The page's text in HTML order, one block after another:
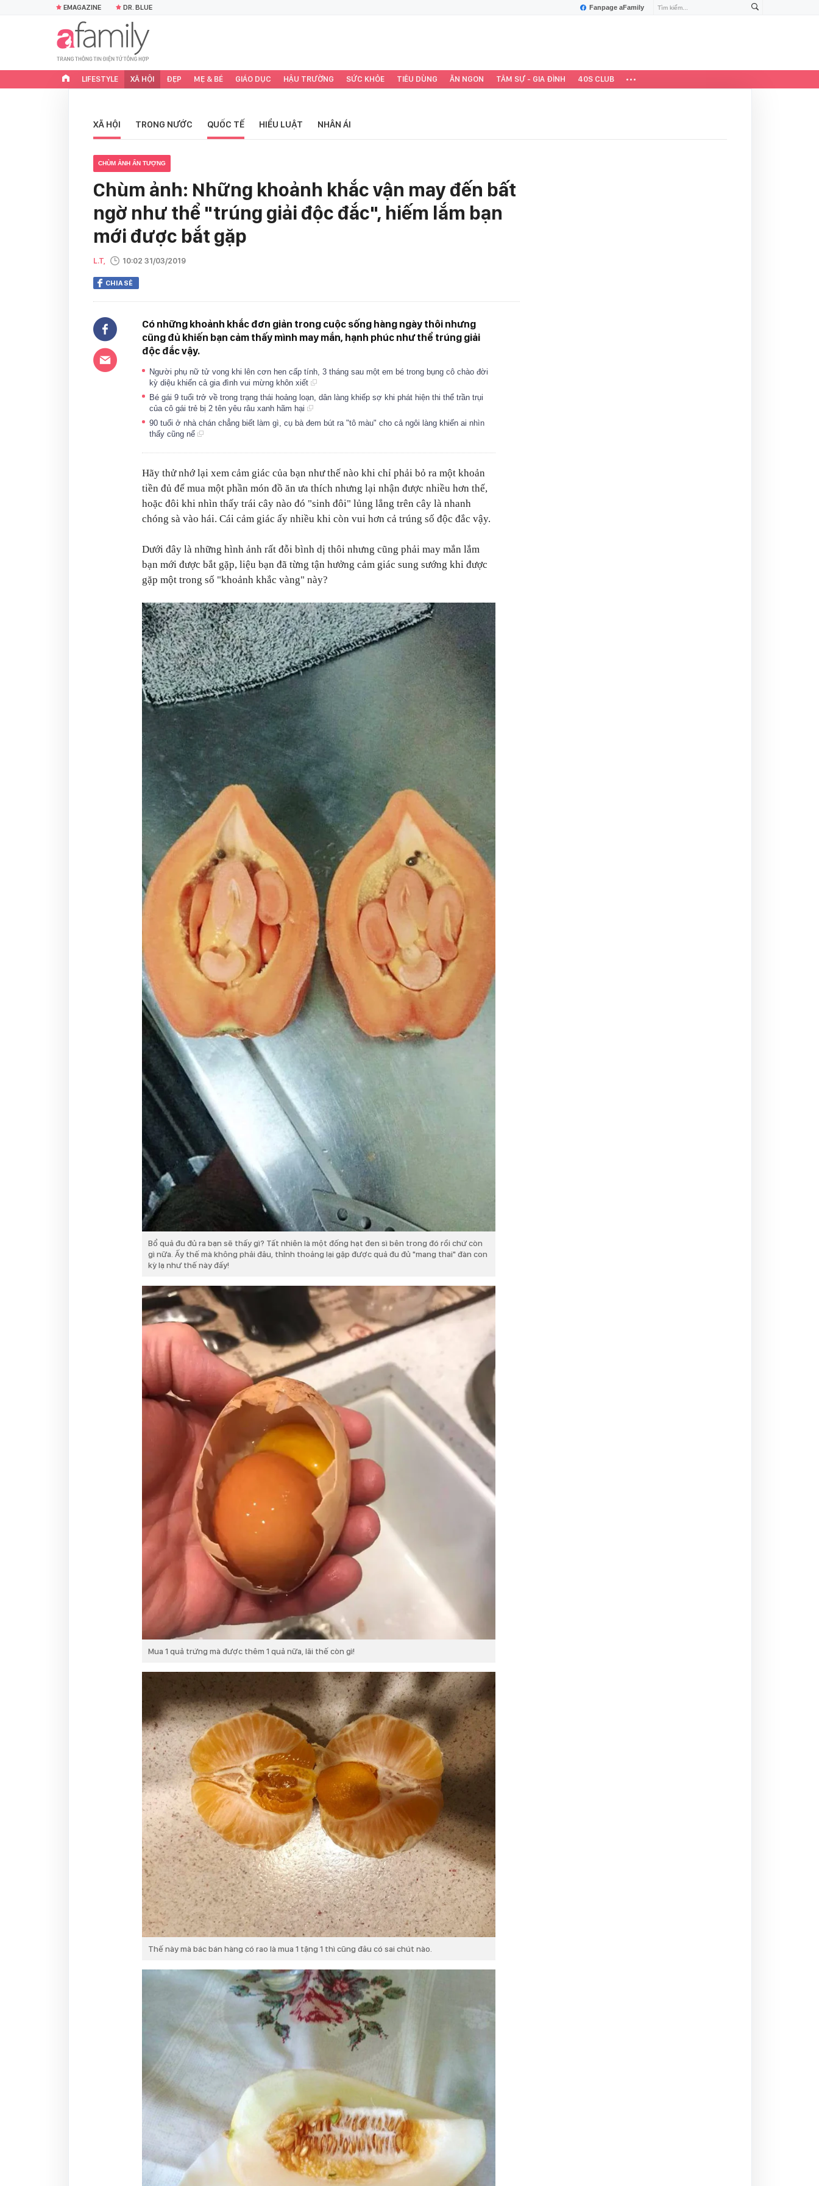
Fanpage aFamily
EMAGAZINE DR. BLUE
LIFESTYLE XÃ HỘI ĐẸP MẸ & BÉ GIÁO DỤC HẬU TRƯỜNG SỨC KHỎE TIÊU DÙNG ĂN NGON TÂM SỰ - GIA ĐÌNH 40S CLUB
XÃ HỘI TRONG NƯỚC QUỐC TẾ HIỂU LUẬT NHÂN ÁI
CHÙM ẢNH ẤN TƯỢNG
Chùm ảnh: Những khoảnh khắc vận may đến bất
ngờ như thể "trúng giải độc đắc", hiếm lắm bạn
mới được bắt gặp
L.T, 10:02 31/03/2019
CHIA SẺ
Có những khoảnh khắc đơn giản trong cuộc sống hàng ngày thôi nhưng
cũng đủ khiến bạn cảm thấy mình may mắn, hạnh phúc như thể trúng giải
độc đắc vậy.
Người phụ nữ tử vong khi lên cơn hen cấp tính, 3 tháng sau một em bé trong bụng cô chào đời
kỳ diệu khiến cả gia đình vui mừng khôn xiết
Bé gái 9 tuổi trở về trong trạng thái hoảng loạn, dân làng khiếp sợ khi phát hiện thi thể trần trụi
của cô gái trẻ bị 2 tên yêu râu xanh hãm hại
90 tuổi ở nhà chán chẳng biết làm gì, cụ bà đem bút ra "tô màu" cho cả ngôi làng khiến ai nhìn
thấy cũng nể
Hãy thử nhớ lại xem cảm giác của bạn như thế nào khi chỉ phải bỏ ra một khoản
tiền đủ để mua một phần món đồ ăn ưa thích nhưng lại nhận được nhiều hơn thế,
hoặc đôi khi nhìn thấy trái cây nào đó "sinh đôi" lủng lẳng trên cây là nhanh
chóng sà vào hái. Cái cảm giác ấy nhiều khi còn vui hơn cả trúng số độc đắc vậy.
Dưới đây là những hình ảnh rất đỗi bình dị thôi nhưng cũng phải may mắn lắm
bạn mới được bắt gặp, liệu bạn đã từng tận hưởng cảm giác sung sướng khi được
gặp một trong số "khoảnh khắc vàng" này?
Bổ quả đu đủ ra bạn sẽ thấy gì? Tất nhiên là một đống hạt đen sì bên trong đó rồi chứ còn
gì nữa. Ấy thế mà không phải đâu, thỉnh thoảng lại gặp được quả đu đủ "mang thai" đàn con
kỳ lạ như thế này đấy!
Mua 1 quả trứng mà được thêm 1 quả nữa, lãi thế còn gì!
Thế này mà bác bán hàng có rao là mua 1 tặng 1 thì cũng đâu có sai chút nào.